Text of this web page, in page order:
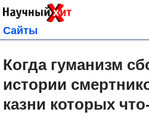
Сайты
Когда гуманизм
истории
казни которых